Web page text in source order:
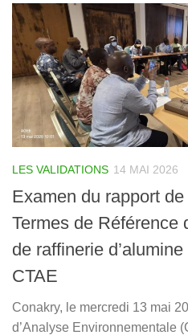
LES VALIDATIONS 14 MAI 2026
Examen du rapport
Termes de Référence
de raffinerie
CTAE
Conakry, le mercredi 13 mai
d’Analyse Environnementale